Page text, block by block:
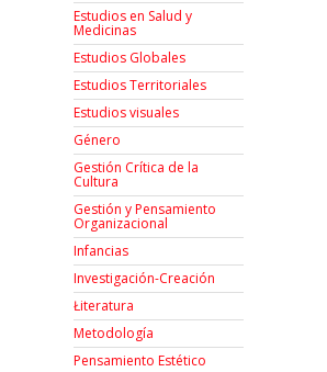
Estudios en Salud y
Medicinas
Estudios Globales
Estudios Territoriales
Estudios visuales
Género
Gestión Crítica de la
Cultura
Gestión y Pensamiento
Organizacional
Infancias
Investigación-Creación
Łiteratura
Metodología
Pensamiento Estético